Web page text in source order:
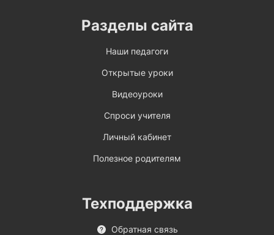
Разделы сайта
Наши педагоги
Открытые уроки
Видеоуроки
Спроси учителя
Личный кабинет
Полезное родителям
Техподдержка
Обратная связь